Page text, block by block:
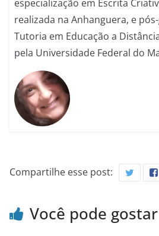
especialização em Escrita
realizada na Anhanguera, e
Tutoria em Educação a
pela Universidade Federal do
Compartilhe esse post:
Você pode